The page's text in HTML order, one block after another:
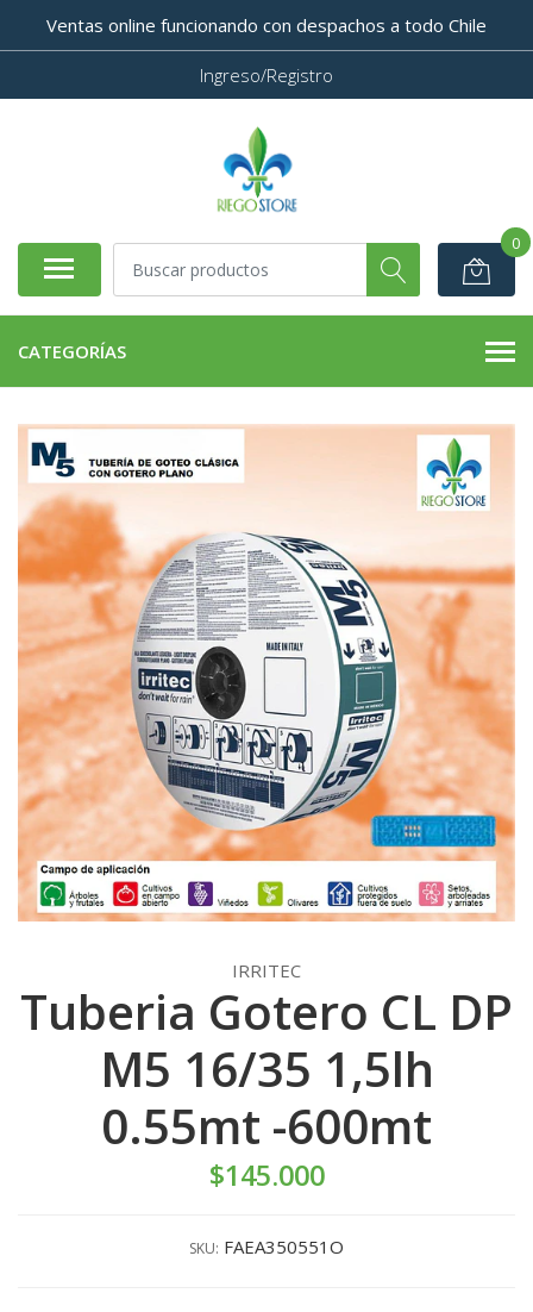
Ventas online funcionando con despachos a todo Chile
Ingreso/Registro
0
CATEGORÍAS
IRRITEC
Tuberia Gotero CL DP
M5 16/35 1,5lh
0.55mt -600mt
$145.000
SKU: FAEA350551O